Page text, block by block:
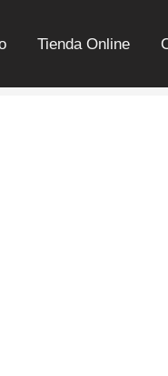
Tienda Online